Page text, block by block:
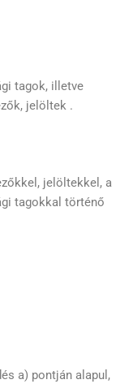
tagok, illetve
jelöltek .
jelöltekkel, a
tagokkal történő
a) pontján alapul,